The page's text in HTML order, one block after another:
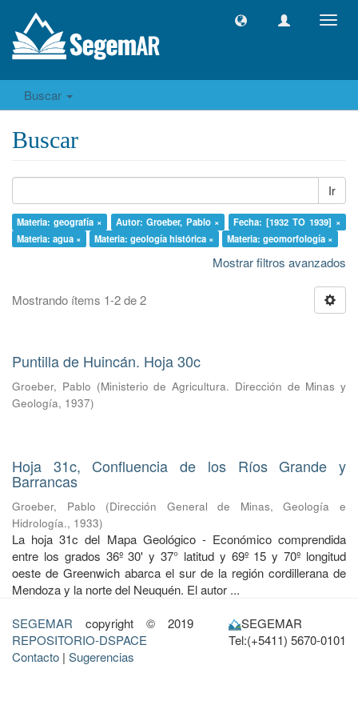
Buscar
Buscar
Ir
Materia: geografía × Autor: Groeber, Pablo ×
Fecha: [1932 TO 1939] ×
Materia: agua ×
Materia: geología histórica × Materia: geomorfología ×
Mostrar filtros avanzados
Mostrando ítems 1-2 de 2
Puntilla de Huincán. Hoja 30c
Groeber, Pablo (Ministerio de Agricultura. Dirección de Minas y
Geología, 1937)
Hoja 31c, Confluencia de los Ríos Grande y
Barrancas
Groeber, Pablo (Dirección General de Minas, Geología e
Hidrología., 1933)
La hoja 31c del Mapa Geológico - Económico comprendida
entre los grados 36º 30' y 37° latitud y 69º 15 y 70º longitud
oeste de Greenwich abarca el sur de la región cordillerana de
Mendoza y la norte del Neuquén. El autor ...
SEGEMAR copyright © 2019
REPOSITORIO-DSPACE
Contacto | Sugerencias
SEGEMAR
Tel:(+5411) 5670-0101